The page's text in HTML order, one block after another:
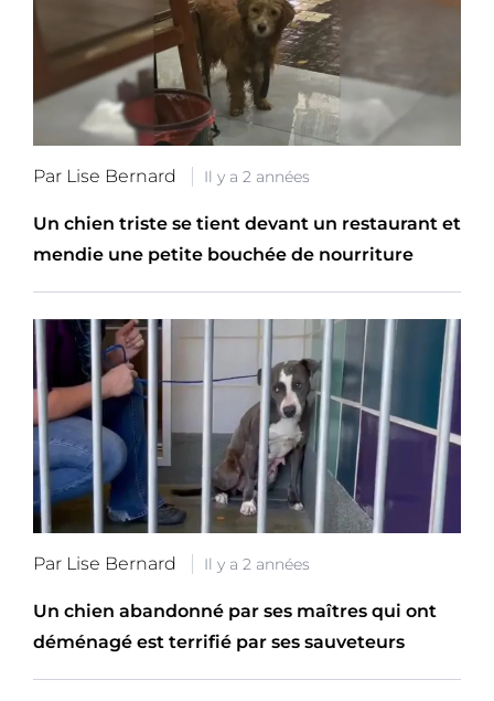
Par Lise Bernard Il y a 2 années
Un chien triste se tient devant un restaurant et
mendie une petite bouchée de nourriture
Par Lise Bernard Il y a 2 années
Un chien abandonné par ses maîtres qui ont
déménagé est terrifié par ses sauveteurs